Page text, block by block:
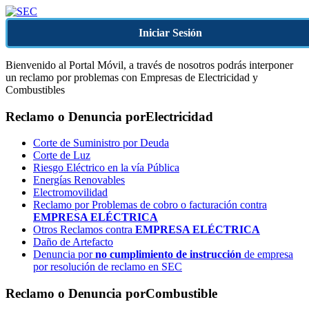
Iniciar Sesión
Bienvenido al Portal Móvil, a través de nosotros podrás interponer
un reclamo por problemas con Empresas de Electricidad y
Combustibles
Reclamo o Denuncia porElectricidad
Corte de Suministro por Deuda
Corte de Luz
Riesgo Eléctrico en la vía Pública
Energías Renovables
Electromovilidad
Reclamo por Problemas de cobro o facturación contra
EMPRESA ELÉCTRICA
Otros Reclamos contra EMPRESA ELÉCTRICA
Daño de Artefacto
Denuncia porno cumplimiento de instrucción de empresa
por resolución de reclamo en SEC
Reclamo o Denuncia porCombustible